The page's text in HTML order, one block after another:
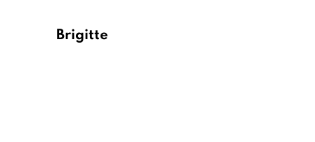
Brigitte